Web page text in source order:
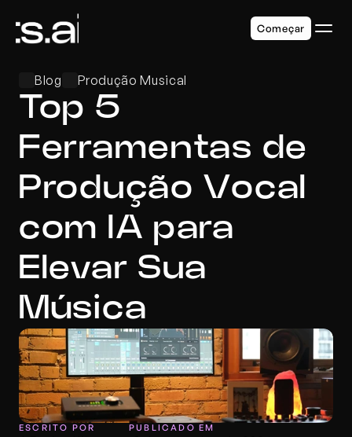
Blog Produção Musical
Top 5
Ferramentas de
Produção Vocal
com IA para
Elevar Sua
Música
ESCRITO POR PUBLICADO EM
Começar